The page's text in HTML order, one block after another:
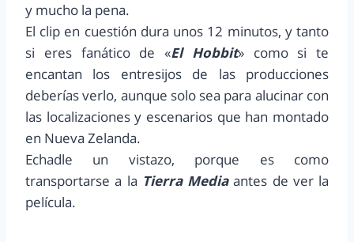
y mucho la pena.
El clip en cuestión dura unos 12 minutos, y tanto
si eres fanático de «El Hobbit» como si te
encantan los entresijos de las producciones
deberías verlo, aunque solo sea para alucinar con
las localizaciones y escenarios que han montado
en Nueva Zelanda.
Echadle un vistazo, porque es como
transportarse a la Tierra Mediaantes de ver la
película.